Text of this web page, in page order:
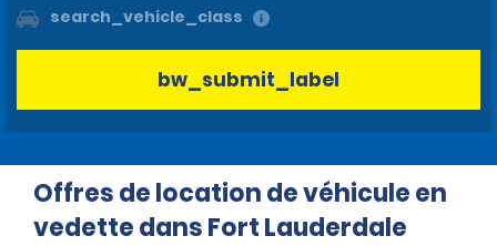
search_vehicle_class
bw_submit_label
Offres de location de véhicule en
vedette dans Fort Lauderdale